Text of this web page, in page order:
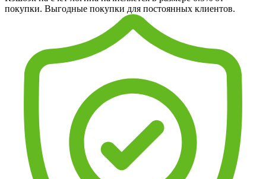
покупки. Выгодные покупки для постоянных клиентов.